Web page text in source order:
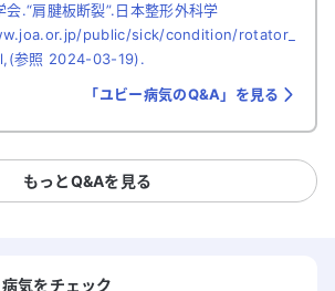
会.“肩腱板断裂”.日本整形外科学
public/sick/condition/rotator_
参照 2024-03-19).
「ユビー病気のQ&A」を見る
もっとQ&Aを見る
気をチェック